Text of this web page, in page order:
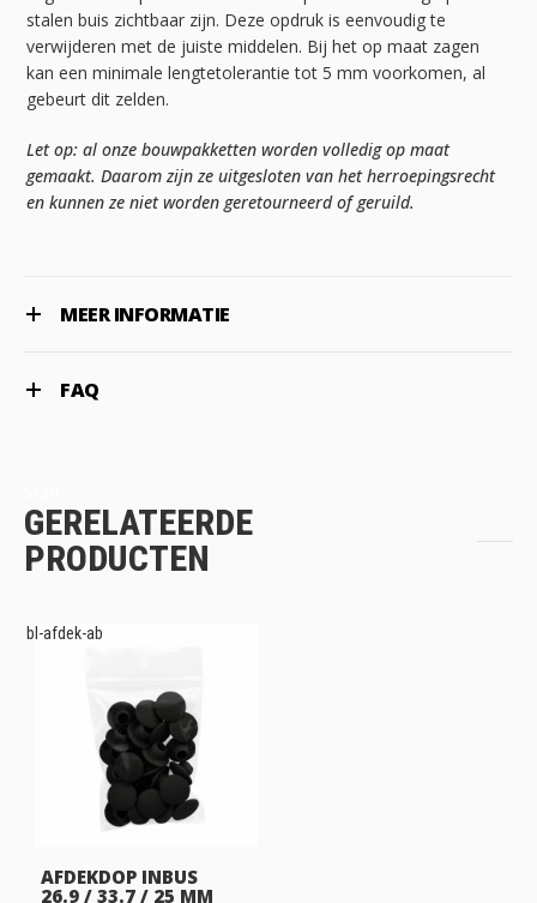
stalen buis zichtbaar zijn. Deze opdruk is eenvoudig te
verwijderen met de juiste middelen. Bij het op maat zagen
kan een minimale lengtetolerantie tot 5 mm voorkomen, al
gebeurt dit zelden.
Let op: al onze bouwpakketten worden volledig op maat
gemaakt. Daarom zijn ze uitgesloten van het herroepingsrecht
en kunnen ze niet worden geretourneerd of geruild.
MEER INFORMATIE
FAQ
GERELATEERDE
PRODUCTEN
bl-afdek-ab
AFDEKDOP INBUS
26.9 / 33.7 / 25 MM